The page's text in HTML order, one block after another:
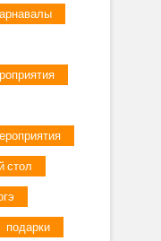
стол
подарки